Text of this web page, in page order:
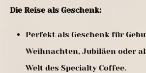
Die Reise als Geschenk:
Perfekt als Geschenk für
Weihnachten, Jubiläen oder
Welt des Specialty Coffee.